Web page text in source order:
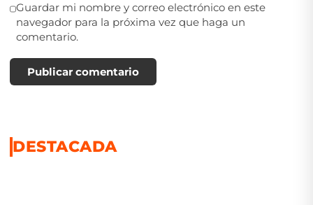
Guardar mi nombre y correo electrónico en este
navegador para la próxima vez que haga un
comentario.
Publicar comentario
DESTACADA